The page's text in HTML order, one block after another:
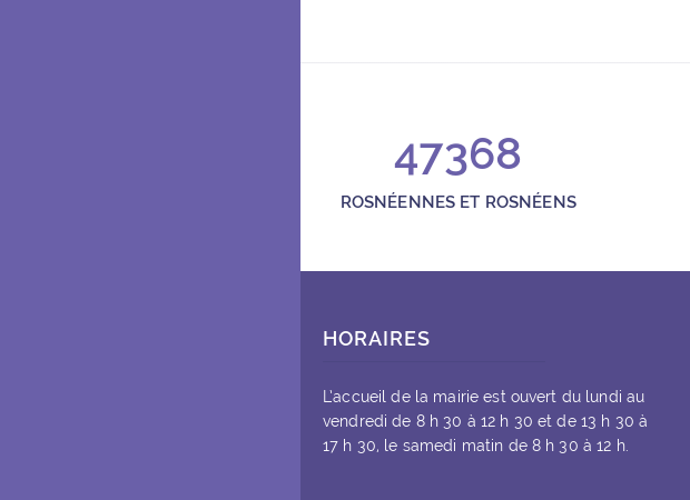
47368
ROSNÉENNES ET ROSNÉENS
HORAIRES
L’accueil de la mairie est ouvert du lundi au
vendredi de 8 h 30 à 12 h 30 et de 13 h 30 à
17 h 30, le samedi matin de 8 h 30 à 12 h.